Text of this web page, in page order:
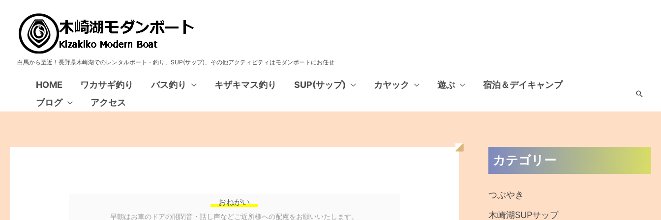
白馬から至近！長野県木崎湖でのレンタルボート・釣り、SUP(サップ)、その他アクティビティはモダンボートにお任せ
HOME ワカサギ釣り バス釣り キザキマス釣り SUP(サップ) カヤック 遊ぶ
宿泊＆デイキャンプ
ブログ
アクセス
検
おねがい
早朝はお車のドアの開閉音・話し声などご近所様への配慮をお願いいたします。
カテゴリー
つぶやき
木崎湖SUPサップ
去
の